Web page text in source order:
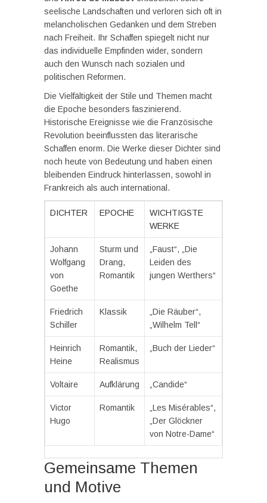
seelische Landschaften und verloren sich oft in
melancholischen Gedanken und dem Streben
nach Freiheit. Ihr Schaffen spiegelt nicht nur
das individuelle Empfinden wider, sondern
auch den Wunsch nach sozialen und
politischen Reformen.
Die Vielfältigkeit der Stile und Themen macht
die Epoche besonders faszinierend.
Historische Ereignisse wie die Französische
Revolution beeinflussten das literarische
Schaffen enorm. Die Werke dieser Dichter sind
noch heute von Bedeutung und haben einen
bleibenden Eindruck hinterlassen, sowohl in
Frankreich als auch international.
DICHTER EPOCHE
WICHTIGSTE
WERKE
Johann
Wolfgang
von
Goethe
Sturm und
Drang,
Romantik
„Faust“, „Die
Leiden des
jungen Werthers“
Friedrich
Schiller
Klassik
„Die Räuber“,
„Wilhelm Tell“
Heinrich
Heine
Romantik,
Realismus
„Buch der Lieder“
Voltaire Aufklärung „Candide“
Victor
Hugo
Romantik
„Les Misérables“,
„Der Glöckner
von Notre-Dame“
Gemeinsame Themen
und Motive